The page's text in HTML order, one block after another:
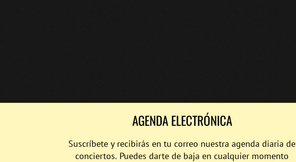
AGENDA ELECTRÓNICA
Suscríbete y recibirás en tu correo nuestra agenda diaria de
conciertos. Puedes darte de baja en cualquier momento